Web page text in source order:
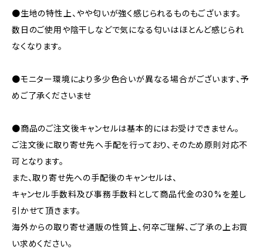
●生地の特性上、やや匂いが強く感じられるものもございます。
数日のご使用や陰干しなどで気になる匂いはほとんど感じられ
なくなります。
●モニター環境により多少色合いが異なる場合がございます、予
めご了承くださいませ
●商品のご注文後キャンセルは基本的にはお受けできません。
ご注文後に取り寄せ先へ手配を行っており、そのため原則対応不
可となります。
また、取り寄せ先への手配後のキャンセルは、
キャンセル手数料及び事務手数料として商品代金の30%を差し
引かせて頂きます。
海外からの取り寄せ通販の性質上、何卒ご理解、ご了承の上お買
い求めください。